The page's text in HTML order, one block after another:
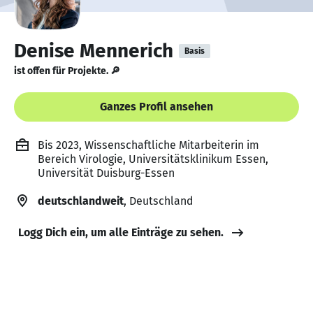
Denise Mennerich Basis
ist offen für Projekte. 🔎
Ganzes Profil ansehen
Bis 2023, Wissenschaftliche Mitarbeiterin im
Bereich Virologie, Universitätsklinikum Essen,
Universität Duisburg-Essen
deutschlandweit, Deutschland
Logg Dich ein, um alle Einträge zu sehen.